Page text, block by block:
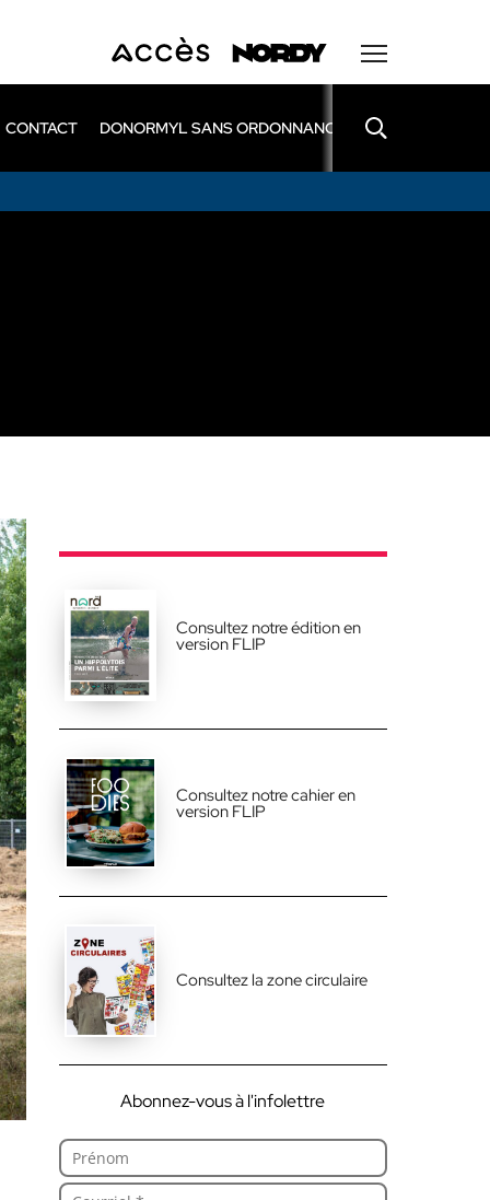
CONTACT DONORMYL SANS ORDONNANCE LEXOMIL SANS
Consultez notre édition en
version FLIP
Consultez notre cahier en
version FLIP
Consultez la zone circulaire
Abonnez-vous à l'infolettre